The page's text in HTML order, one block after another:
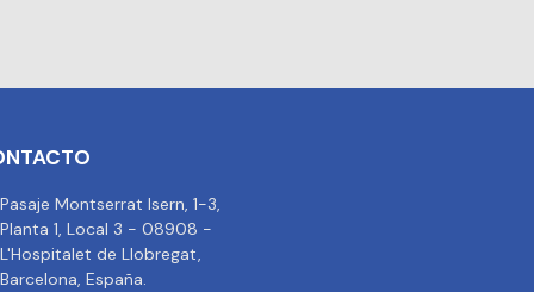
Pasaje Montserrat Isern, 1-3,
Planta 1, Local 3 - 08908 -
L'Hospitalet de Llobregat,
Barcelona, España.